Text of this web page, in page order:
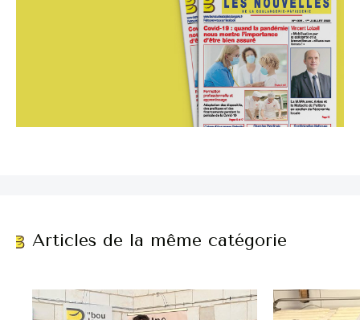
Articles de la même catégorie